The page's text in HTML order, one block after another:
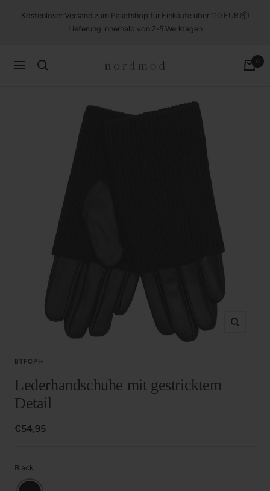
Kostenloser Versand zum Paketshop für Einkäufe über 110 EUR 📦
Lieferung innerhalb von 2-5 Werktagen
Navigation nordmod 0
Zoom
BTFCPH
Lederhandschuhe mit gestricktem
Detail
Angebotspreis
€54,95
Black